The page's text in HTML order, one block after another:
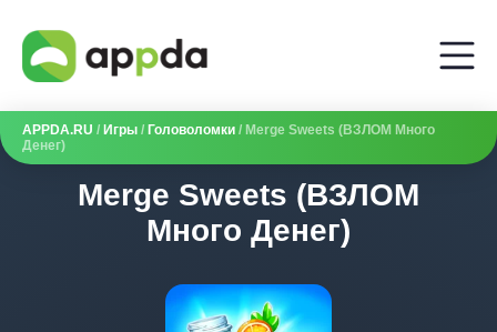
APPDA.RU / Игры / Головоломки / Merge Sweets (ВЗЛОМ Много
Денег)
Merge Sweets (ВЗЛОМ
Много Денег)